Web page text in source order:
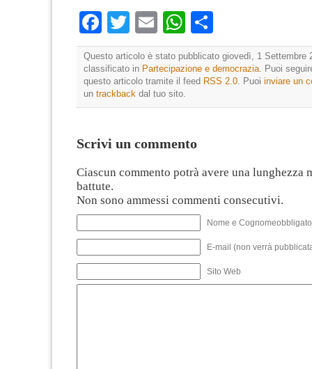
Facebook
TwitterEmailWhatsApp
Questo articolo è stato pubblicato giovedì, 1 Settembre
classificato in Partecipazione e democrazia . Puoi
questo articolo tramite il feed RSS 2.0 . Puoi inviare un
un trackback dal tuo sito.
Scrivi un commento
Ciascun commento potrà avere una lunghezza
battute.
Non sono ammessi commenti consecutivi.
Nome e
E-mail (non verrà
Sito Web